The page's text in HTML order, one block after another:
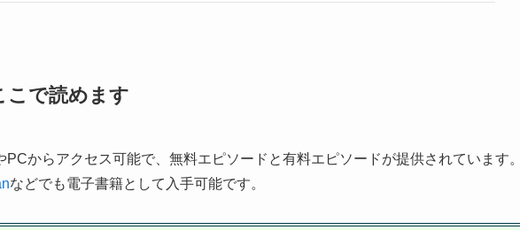
こで読めます
PCからアクセス可能で、無料エピソードと有料エピソードが提供されています
などでも電子書籍として入手可能です。